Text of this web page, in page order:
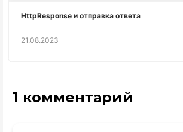
HttpResponse и отправка ответа
21.08.2023
1 комментарий